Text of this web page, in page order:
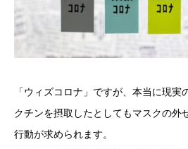
「ウィズコロナ」ですが、本当に現実
クチンを摂取したとしてもマスクの外
行動が求められます。